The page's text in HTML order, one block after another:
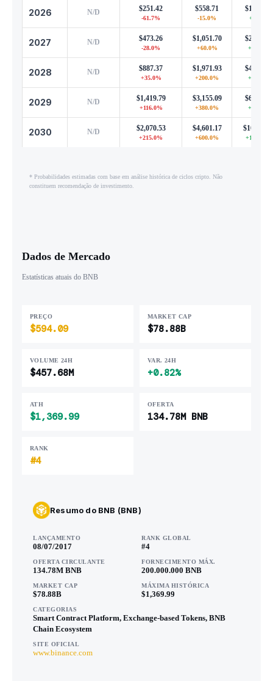
2026 N/D $251.42
-61.7%
$558.71
-15.0% +87.0%
2027 N/D $473.26
-28.0%
$1,051.70
+60.0% +252.0%
2028 N/D $887.37
+35.0%
$1,971.93
+200.0% +560.0%
2029 N/D $1,419.79
+116.0%
$3,155.09
+380.0% +956.0%
2030 N/D $2,070.53
+215.0%
$4,601.17
+600.0%
* Probabilidades estimadas com base em análise histórica de ciclos cripto. Não
constituem recomendação de investimento.
Dados de Mercado
Estatísticas atuais do BNB
PREÇO
$594.09
MARKET CAP
$78.88B
VOLUME 24H
$457.68M
VAR. 24H
+0.82%
ATH
$1,369.99
OFERTA
134.78M BNB
RANK
#4
Resumo do BNB (BNB)
LANÇAMENTO
08/07/2017
RANK GLOBAL
#4
OFERTA CIRCULANTE
134.78M BNB
FORNECIMENTO MÁX.
200.000.000 BNB
MARKET CAP
$78.88B
MÁXIMA HISTÓRICA
$1,369.99
CATEGORIAS
Smart Contract Platform, Exchange-based Tokens, BNB
Chain Ecosystem
SITE OFICIAL
www.binance.com